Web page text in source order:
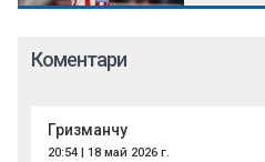
Коментари
Гризманчу
20:54 | 18 май 2026 г.